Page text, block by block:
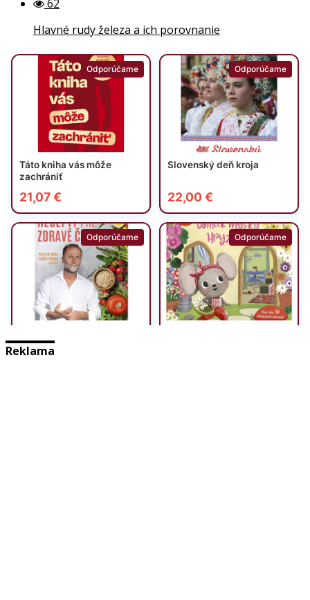
62
Hlavné rudy železa a ich porovnanie
Reklama